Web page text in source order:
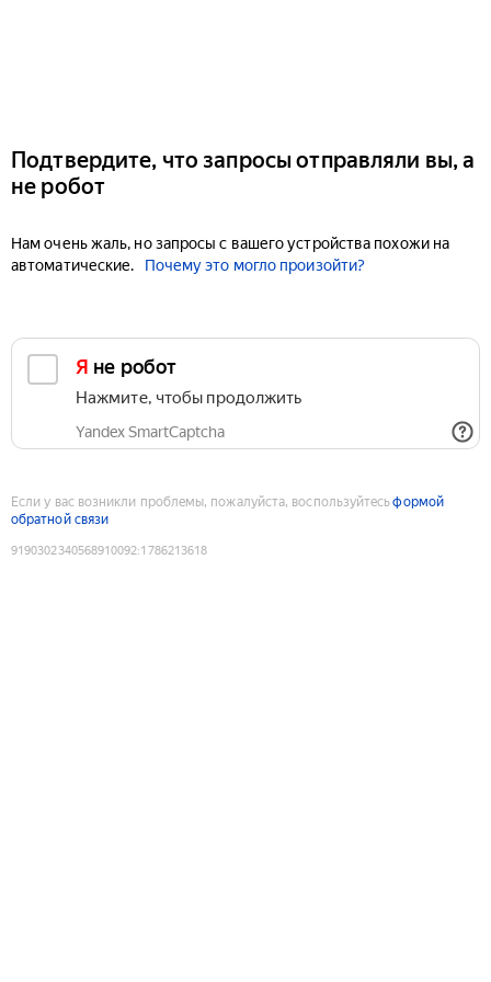
Подтвердите, что запросы отправляли вы, а
не робот
Нам очень жаль, но запросы с вашего устройства похожи на
автоматические.
Почему это могло произойти?
Я не робот
Нажмите, чтобы продолжить
Yandex SmartCaptcha
Если у вас возникли проблемы, пожалуйста, воспользуйтесьформой
обратной связи
9190302340568910092:1786213618